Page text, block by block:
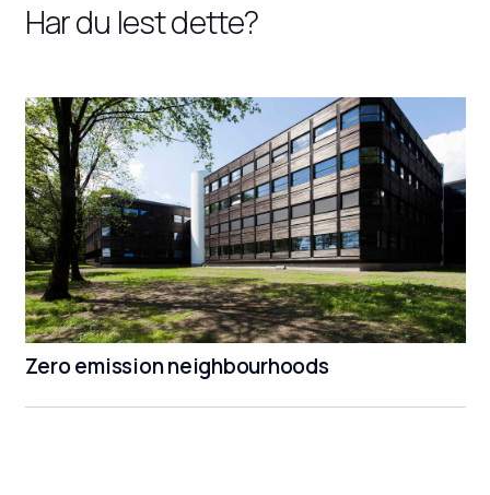
Har du lest dette?
Zero emission neighbourhoods